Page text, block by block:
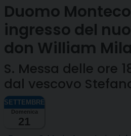
Duomo
ingresso del
don William
S. Messa delle ore
dal vescovo
Domenica
21